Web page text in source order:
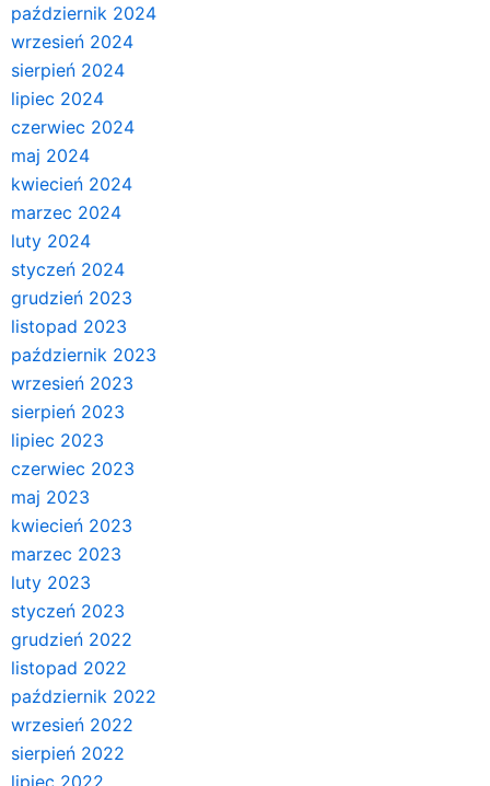
październik 2024
wrzesień 2024
sierpień 2024
lipiec 2024
czerwiec 2024
maj 2024
kwiecień 2024
marzec 2024
luty 2024
styczeń 2024
grudzień 2023
listopad 2023
październik 2023
wrzesień 2023
sierpień 2023
lipiec 2023
czerwiec 2023
maj 2023
kwiecień 2023
marzec 2023
luty 2023
styczeń 2023
grudzień 2022
listopad 2022
październik 2022
wrzesień 2022
sierpień 2022
lipiec 2022